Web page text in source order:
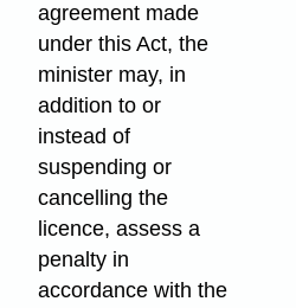
agreement made
under this Act, the
minister may, in
addition to or
instead of
suspending or
cancelling the
licence, assess a
penalty in
accordance with the